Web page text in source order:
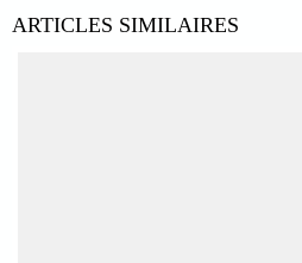
ARTICLES SIMILAIRES